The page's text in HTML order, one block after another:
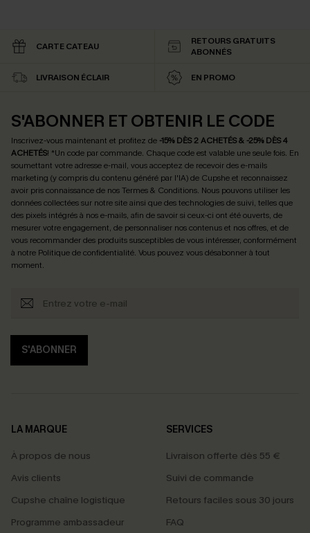
CARTE CATEAU
RETOURS GRATUITS
ABONNÉS
LIVRAISON ÉCLAIR EN PROMO
S'ABONNER ET OBTENIR LE CODE
Inscrivez-vous maintenant et profitez de -15% DÈS 2 ACHETÉS & -25% DÈS 4
ACHETÉS! *Un code par commande. Chaque code est valable une seule fois. En
soumettant votre adresse e-mail, vous acceptez de recevoir des e-mails
marketing (y compris du contenu généré par l'IA) de Cupshe et reconnaissez
avoir pris connaissance de nosTermes & Conditions. Nous pouvons utiliser les
données collectées sur notre site ainsi que des technologies de suivi, telles que
des pixels intégrés à nos e-mails, afin de savoir si ceux-ci ont été ouverts, de
mesurer votre engagement, de personnaliser nos contenus et nos offres, et de
vous recommander des produits susceptibles de vous intéresser, conformément
à notre Politique de confidentialité. Vous pouvez vous désabonner à tout
moment.
S'ABONNER
LA MARQUE
À propos de nous
Avis clients
Cupshe chaîne logistique
Programme ambassadeur
SERVICES
Livraison offerte dès 55 €
Suivi de commande
Retours faciles sous 30 jours
FAQ